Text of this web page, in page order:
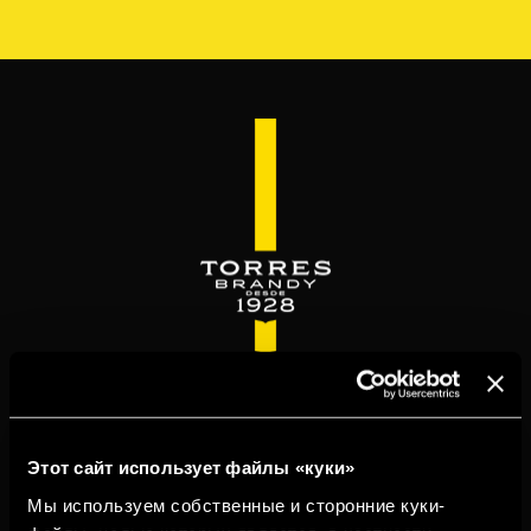
Этот сайт использует файлы «куки»
Мы используем собственные и сторонние куки-
WELCOME TO
TORRESBRANDY.COM